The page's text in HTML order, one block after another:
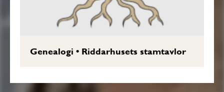
Genealogi • Riddarhusets stamtavlor